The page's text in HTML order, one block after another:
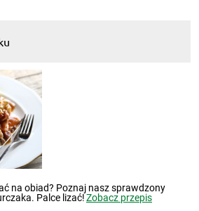
na obiad? Poznaj nasz sprawdzony
Palce lizać!Zobacz przepis